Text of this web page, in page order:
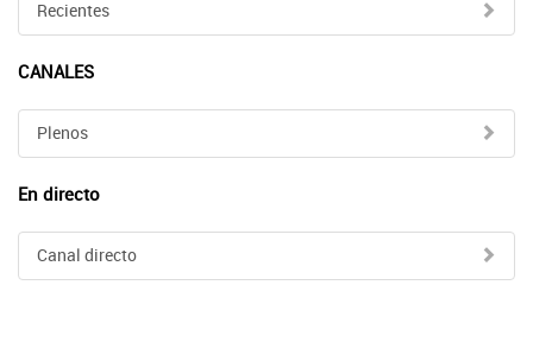
Recientes
CANALES
Plenos
En directo
Canal directo